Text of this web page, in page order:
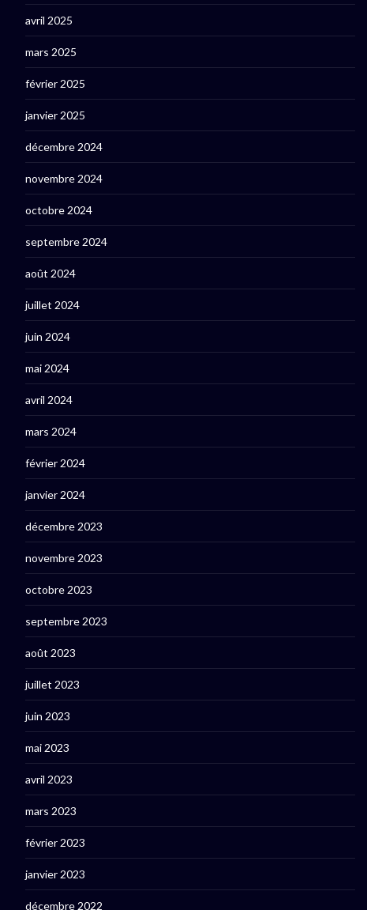
avril 2025
mars 2025
février 2025
janvier 2025
décembre 2024
novembre 2024
octobre 2024
septembre 2024
août 2024
juillet 2024
juin 2024
mai 2024
avril 2024
mars 2024
février 2024
janvier 2024
décembre 2023
novembre 2023
octobre 2023
septembre 2023
août 2023
juillet 2023
juin 2023
mai 2023
avril 2023
mars 2023
février 2023
janvier 2023
décembre 2022